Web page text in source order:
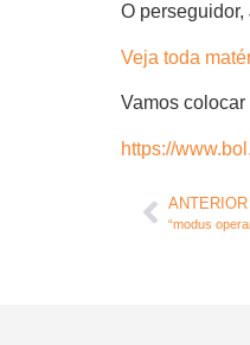
O
Veja toda
Vamos colocar
https://
ANTERIOR